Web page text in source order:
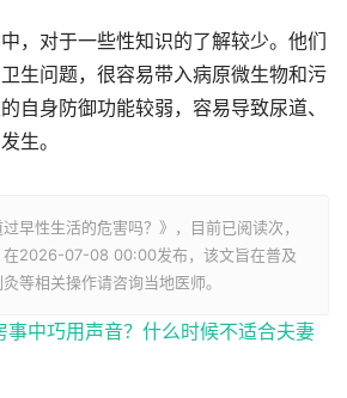
，对于一些性知识的了解较少。他们
生问题，很容易带入病原微生物和污
自身防御功能较弱，容易导致尿道、
生。
早性生活的危害吗？》，目前已阅读次，
在2026-07-08 00:00发布，该文旨在普及
等相关操作请咨询当地医师。
事中巧用声音？什么时候不适合夫妻